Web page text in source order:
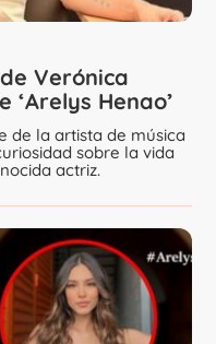
Verónica
Henao’
de la artista de música
sobre la vida
actriz.